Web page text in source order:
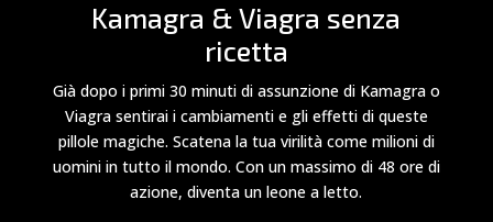
Kamagra & Viagra senza
ricetta
Già dopo i primi 30 minuti di assunzione di Kamagra o
Viagra sentirai i cambiamenti e gli effetti di queste
pillole magiche. Scatena la tua virilità come milioni di
uomini in tutto il mondo. Con un massimo di 48 ore di
azione, diventa un leone a letto.